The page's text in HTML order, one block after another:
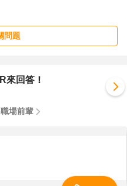
問題
來回答！
場前輩